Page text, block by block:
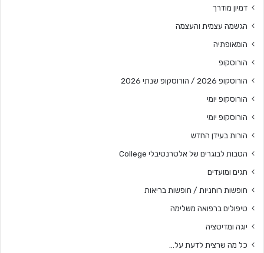
דמיון מודרך
הגשמה עצמית והעצמה
הומאופתיה
הורוסקופ
הורוסקופ 2026 / הורוסקופ שנתי 2026
הורוסקופ יומי
הורוסקופ יומי
הורות בעידן החדש
הטבות לבוגרים של אלטרנטיבלי College
חגים ומועדים
חופשות רוחניות / חופשות בריאות
טיפולים ברפואה משלימה
יוגה ומדיטציה
כל מה שרצית לדעת על…